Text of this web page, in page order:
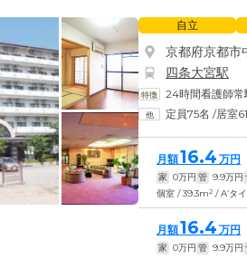
自立
京都府京都市
四条大宮駅
24時間看護師常
定員75名 /居室
月額16.4 万円
家 0万円 管 9.9万円
個室 / 39.3m2 / A’タ
月額16.4 万円
家 0万円 管 9.9万円